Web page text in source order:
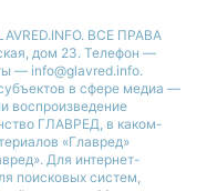
ВСЕ ПРАВА
дом 23. Телефон —
— info@glavred.info.
в сфере медиа —
воспроизведение
ГЛАВРЕД, в каком-
«Главред»
Для интернет-
поисковых систем,